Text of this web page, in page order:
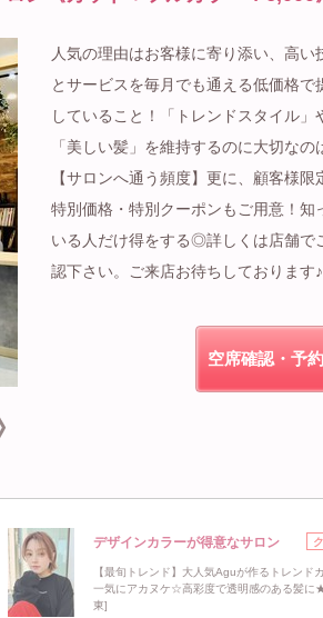
人気の理由はお客様に寄り添い、高い
とサービスを毎月でも通える低価格で
していること！「トレンドスタイル」
「美しい髪」を維持するのに大切なの
【サロンへ通う頻度】更に、顧客様限
特別価格・特別クーポンもご用意！知
いる人だけ得をする◎詳しくは店舗で
認下さい。ご来店お待ちしております♪
空席確認・予
デザインカラーが得意なサロン
【最旬トレンド】大人気Aguが作るトレンド
一気にアカヌケ☆高彩度で透明感のある髪に
東]